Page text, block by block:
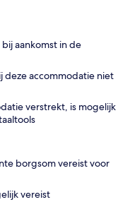
aankomst in de
deze accommodatie niet
verstrekt, is mogelijk
borgsom vereist voor
vereist